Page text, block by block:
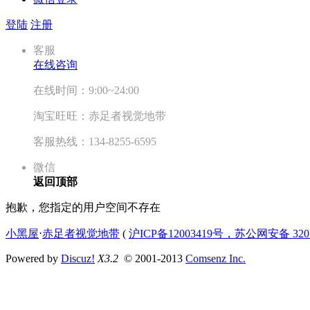
登陆 注册
客服
在线咨询
在线时间：9:00~24:00
淘宝旺旺：赤足者视觉地带
客服热线：134-8255-6595
微信
返回顶部
抱歉，您指定的用户空间不存在
小黑屋⋅赤足者视觉地带 ( 沪ICP备12003419号，苏公网安备
Powered by Discuz! X3.2 © 2001-2013 Comsenz Inc.